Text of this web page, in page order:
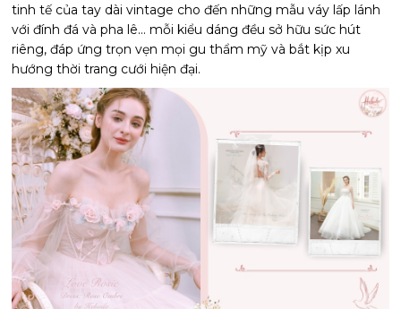
tinh tế của tay dài vintage cho đến những mẫu váy lấp lánh
với đính đá và pha lê… mỗi kiểu dáng đều sở hữu sức hút
riêng, đáp ứng trọn vẹn mọi gu thẩm mỹ và bắt kịp xu
hướng thời trang cưới hiện đại.